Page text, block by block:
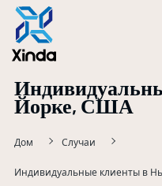
Йорке, США
Дом Случаи
Индивидуальные клиенты в